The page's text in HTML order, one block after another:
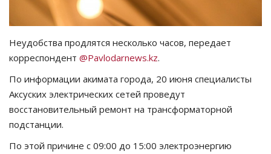
РАЗВЛЕЧЕНИЯ
OFFICIAL
Курултай
Язык
Қазақша
Неудобства продлятся несколько часов, передает
корреспондент @Pavlodarnews.kz.
По информации акимата города, 20 июня специалисты
Аксуских электрических сетей проведут
восстановительный ремонт на трансформаторной
подстанции.
По этой причине с 09:00 до 15:00 электроэнергию